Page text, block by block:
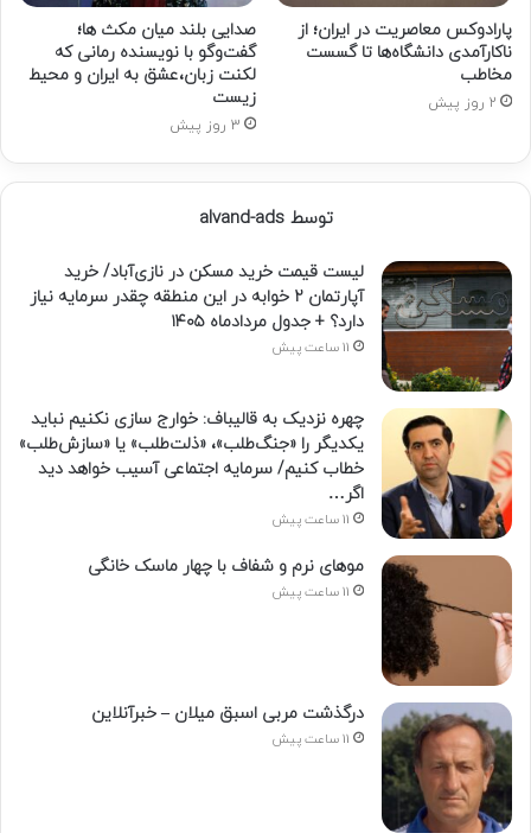
پارادوکس معاصریت در ایران؛ از
ناکارآمدی دانشگاه‌ها تا گسست
مخاطب
2 روز پیش
صدایی بلند میان مکث ها؛
گفت‌وگو با نویسنده رمانی که
لکنت زبان،عشق به ایران و محیط
زیست
3 روز پیش
توسط alvand-ads
لیست قیمت خرید مسکن در نازی‌آباد/ خرید
آپارتمان ۲ خوابه در این منطقه چقدر سرمایه نیاز
دارد؟ + جدول مردادماه ۱۴۰۵
11 ساعت پیش
چهره نزدیک به قالیباف: خوارج سازی نکنیم نباید
یکدیگر را «جنگ‌طلب»، «ذلت‌طلب» یا «سازش‌طلب»
خطاب کنیم/ سرمایه اجتماعی آسیب خواهد دید
اگر…
11 ساعت پیش
موهای نرم و شفاف با چهار ماسک خانگی
11 ساعت پیش
درگذشت مربی اسبق میلان – خبرآنلاین
11 ساعت پیش